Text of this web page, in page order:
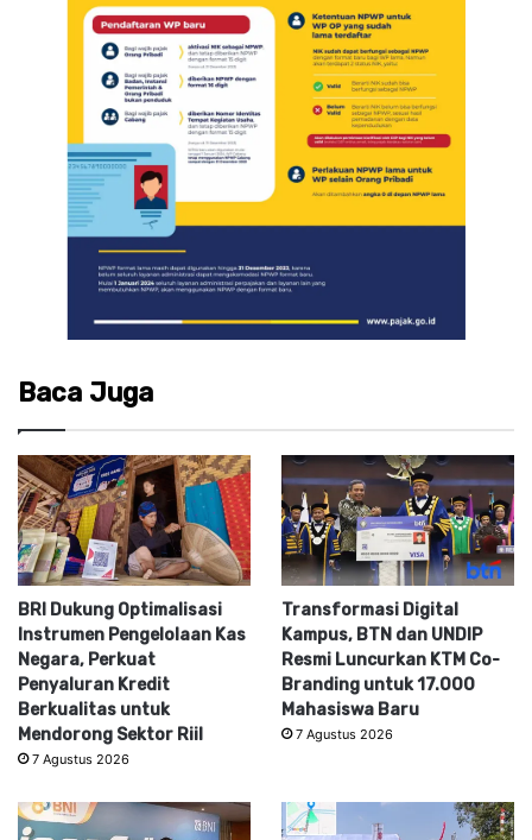
Baca Juga
BRI Dukung Optimalisasi
Instrumen Pengelolaan Kas
Negara, Perkuat
Penyaluran Kredit
Berkualitas untuk
Mendorong Sektor Riil
7 Agustus 2026
Transformasi Digital
Kampus, BTN dan UNDIP
Resmi Luncurkan KTM Co-
Branding untuk 17.000
Mahasiswa Baru
7 Agustus 2026